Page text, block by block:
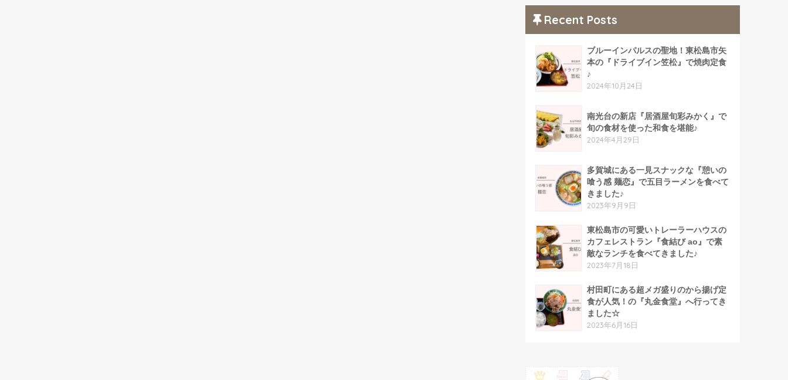
Recent Posts
ブルーインパルスの聖地！東松島市矢
本の『ドライブイン笠松』で焼肉定食
♪
2024年10月24日
南光台の新店『居酒屋旬彩みかく』で
旬の食材を使った和食を堪能♪
2024年4月29日
多賀城にある一見スナックな『憩いの
喰う感 麺恋』で五目ラーメンを食べて
きました♪
2023年9月9日
東松島市の可愛いトレーラーハウスの
カフェレストラン『食結び ao』で素
敵なランチを食べてきました♪
2023年7月18日
村田町にある超メガ盛りのから揚げ定
食が人気！の『丸金食堂』へ行ってき
ました☆
2023年6月16日